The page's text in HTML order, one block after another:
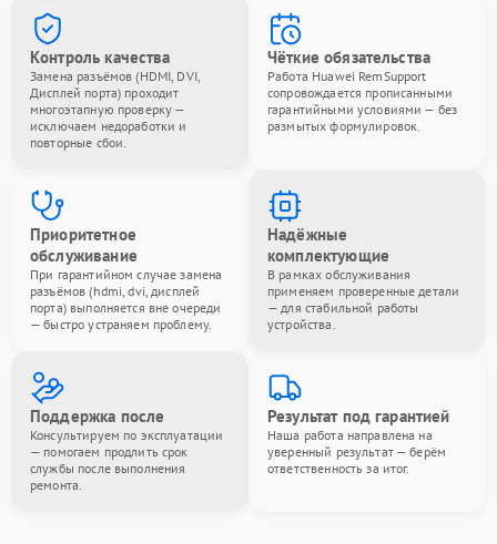
Контроль качества
Замена разъёмов (HDMI, DVI,
Дисплей порта) проходит
многоэтапную проверку —
исключаем недоработки и
повторные сбои.
Чёткие обязательства
Работа Huawei RemSupport
сопровождается прописанными
гарантийными условиями — без
размытых формулировок.
Приоритетное
обслуживание
При гарантийном случае замена
разъёмов (hdmi, dvi, дисплей
порта) выполняется вне очереди
— быстро устраняем проблему.
Надёжные
комплектующие
В рамках обслуживания
применяем проверенные детали
— для стабильной работы
устройства.
Поддержка после
Консультируем по эксплуатации
— помогаем продлить срок
службы после выполнения
ремонта.
Результат под гарантией
Наша работа направлена на
уверенный результат — берём
ответственность за итог.